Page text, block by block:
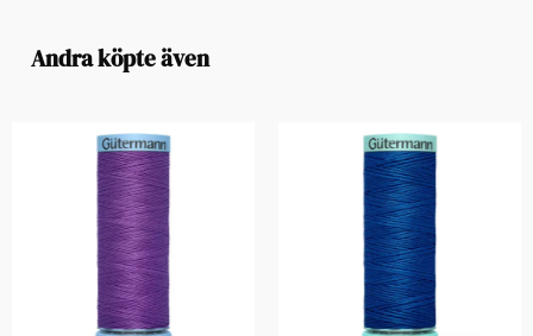
Andra köpte även